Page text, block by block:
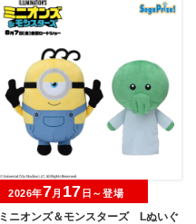
ミニオンズ＆モンスターズ Lぬいぐ
2026年7月 17 日～登場